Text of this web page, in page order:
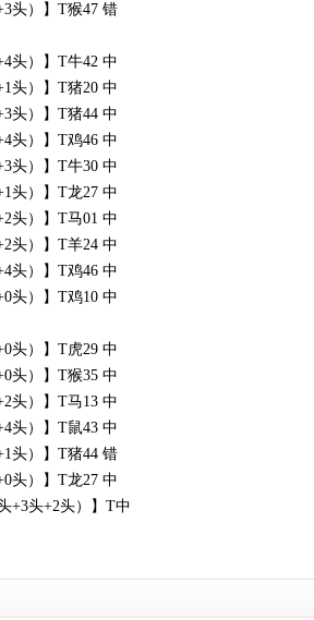
头）】T猴47 错
头）】T牛42 中
头）】T猪20 中
头）】T猪44 中
头）】T鸡46 中
头）】T牛30 中
头）】T龙27 中
头）】T马01 中
头）】T羊24 中
头）】T鸡46 中
头）】T鸡10 中
头）】T虎29 中
头）】T猴35 中
头）】T马13 中
头）】T鼠43 中
头）】T猪44 错
头）】T龙27 中
+3头+2头）】T中